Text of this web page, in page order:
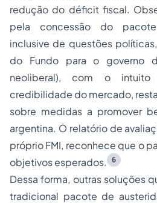
redução do déficit fiscal.
pela concessão do
inclusive de questões
do Fundo para o governo
neoliberal), com o intuito
credibilidade do mercado,
sobre medidas a promover
argentina. O relatório de
próprio FMI, reconhece que o
objetivos esperados.
6
Dessa forma, outras soluções
tradicional pacote de